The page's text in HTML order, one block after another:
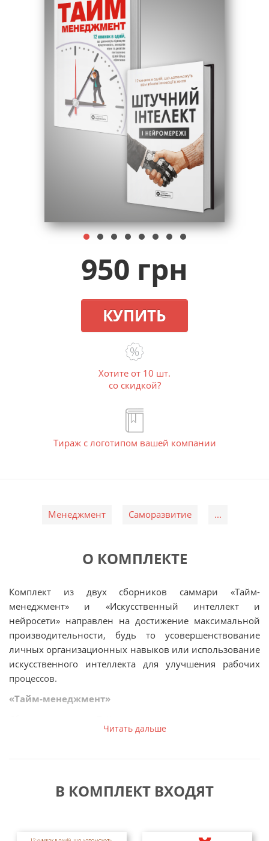
950 грн
КУПИТЬ
Хотите от 10 шт.
со скидкой?
Тираж с логотипом вашей компании
Менеджмент Саморазвитие ...
О КОМПЛЕКТЕ
Комплект из двух сборников саммари «Тайм-
менеджмент» и «Искусственный интеллект и
нейросети» направлен на достижение максимальной
производительности, будь то усовершенствование
личных организационных навыков или использование
искусственного интеллекта для улучшения рабочих
процессов.
«Тайм-менеджмент»
важность рационального использования времени в
мировых экспертов, которые помогут привести в
Читать дальше
В КОМПЛЕКТ ВХОДЯТ